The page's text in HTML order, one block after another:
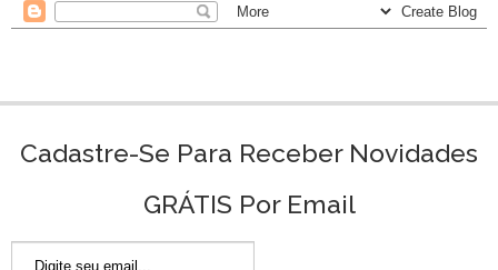
Cadastre-Se Para Receber Novidades
GRÁTIS Por Email